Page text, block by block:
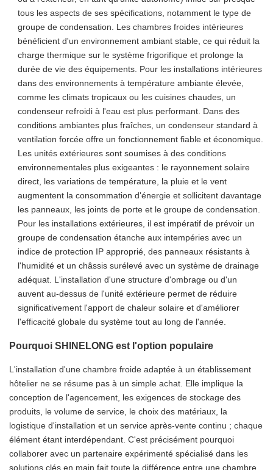
tous les aspects de ses spécifications, notamment le type de
groupe de condensation. Les chambres froides intérieures
bénéficient d'un environnement ambiant stable, ce qui réduit la
charge thermique sur le système frigorifique et prolonge la
durée de vie des équipements. Pour les installations intérieures
dans des environnements à température ambiante élevée,
comme les climats tropicaux ou les cuisines chaudes, un
condenseur refroidi à l'eau est plus performant. Dans des
conditions ambiantes plus fraîches, un condenseur standard à
ventilation forcée offre un fonctionnement fiable et économique.
Les unités extérieures sont soumises à des conditions
environnementales plus exigeantes : le rayonnement solaire
direct, les variations de température, la pluie et le vent
augmentent la consommation d'énergie et sollicitent davantage
les panneaux, les joints de porte et le groupe de condensation.
Pour les installations extérieures, il est impératif de prévoir un
groupe de condensation étanche aux intempéries avec un
indice de protection IP approprié, des panneaux résistants à
l'humidité et un châssis surélevé avec un système de drainage
adéquat. L'installation d'une structure d'ombrage ou d'un
auvent au-dessus de l'unité extérieure permet de réduire
significativement l'apport de chaleur solaire et d'améliorer
l'efficacité globale du système tout au long de l'année.
Pourquoi SHINELONG est l'option populaire
L'installation d'une chambre froide adaptée à un établissement
hôtelier ne se résume pas à un simple achat. Elle implique la
conception de l'agencement, les exigences de stockage des
produits, le volume de service, le choix des matériaux, la
logistique d'installation et un service après-vente continu ; chaque
élément étant interdépendant. C'est précisément pourquoi
collaborer avec un partenaire expérimenté spécialisé dans les
solutions clés en main fait toute la différence entre une chambre